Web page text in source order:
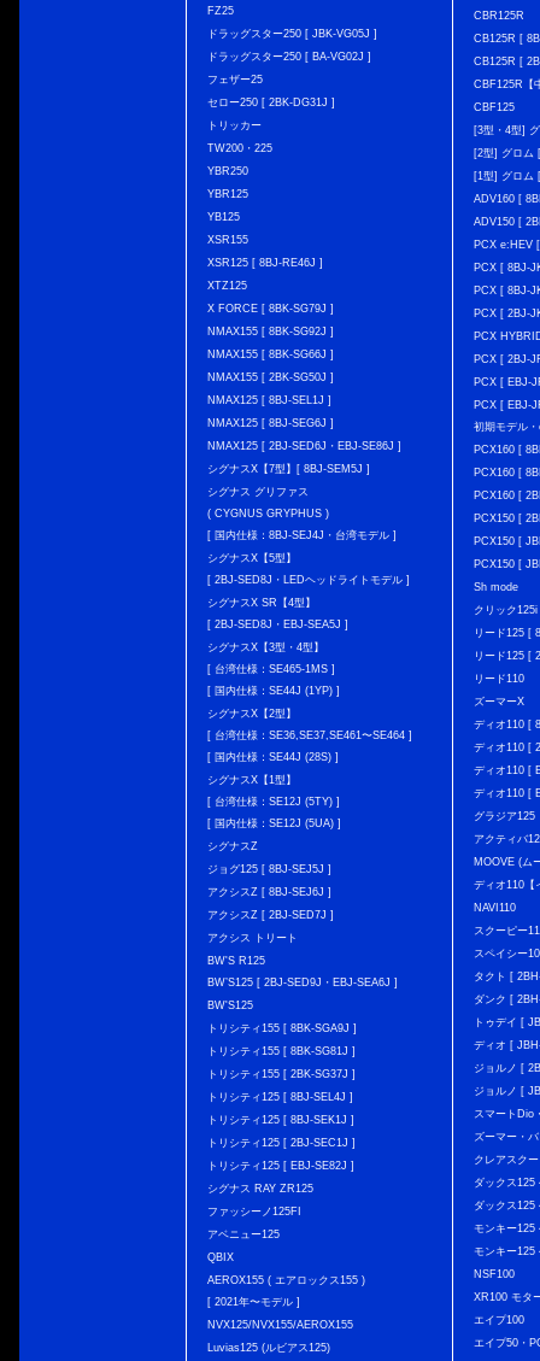
FZ25
ドラッグスター250 [ JBK-VG05J ]
ドラッグスター250 [ BA-VG02J ]
フェザー25
セロー250 [ 2BK-DG31J ]
トリッカー
TW200・225
YBR250
YBR125
YB125
XSR155
XSR125 [ 8BJ-RE46J ]
XTZ125
X FORCE [ 8BK-SG79J ]
NMAX155 [ 8BK-SG92J ]
NMAX155 [ 8BK-SG66J ]
NMAX155 [ 2BK-SG50J ]
NMAX125 [ 8BJ-SEL1J ]
NMAX125 [ 8BJ-SEG6J ]
NMAX125 [ 2BJ-SED6J・EBJ-SE86J ]
シグナスX【7型】[ 8BJ-SEM5J ]
シグナス グリファス
( CYGNUS GRYPHUS )
[ 国内仕様：8BJ-SEJ4J・台湾モデル ]
シグナスX【5型】
[ 2BJ-SED8J・LEDヘッドライトモデル ]
シグナスX SR【4型】
[ 2BJ-SED8J・EBJ-SEA5J ]
シグナスX【3型・4型】
[ 台湾仕様：SE465-1MS ]
[ 国内仕様：SE44J (1YP) ]
シグナスX【2型】
[ 台湾仕様：SE36,SE37,SE461〜SE464 ]
[ 国内仕様：SE44J (28S) ]
シグナスX【1型】
[ 台湾仕様：SE12J (5TY) ]
[ 国内仕様：SE12J (5UA) ]
シグナスZ
ジョグ125 [ 8BJ-SEJ5J ]
アクシスZ [ 8BJ-SEJ6J ]
アクシスZ [ 2BJ-SED7J ]
アクシス トリート
BW'S R125
BW’S125 [ 2BJ-SED9J・EBJ-SEA6J ]
BW'S125
トリシティ155 [ 8BK-SGA9J ]
トリシティ155 [ 8BK-SG81J ]
トリシティ155 [ 2BK-SG37J ]
トリシティ125 [ 8BJ-SEL4J ]
トリシティ125 [ 8BJ-SEK1J ]
トリシティ125 [ 2BJ-SEC1J ]
トリシティ125 [ EBJ-SE82J ]
シグナス RAY ZR125
ファッシーノ125FI
アベニュー125
QBIX
AEROX155 ( エアロックス155 )
[ 2021年〜モデル ]
NVX125/NVX155/AEROX155
Luvias125 (ルビアス125)
CBR125R
CB125R [
CB125R [
CBF125R【
CBF125
[3型・4型]
[2型] グロム
[1型] グロム
ADV160 [
ADV150 [
PCX e:HEV
PCX [ 8BJ-
PCX [ 8BJ-
PCX [ 2BJ-
PCX
PCX [ 2BJ-
PCX [ EBJ-
PCX [ EBJ-
初期モデル
PCX160 [
PCX160 [
PCX160 [
PCX150 [
PCX150 [
PCX150 [
Sh mode
クリック
リード125 [
リード125 [
リード110
ズーマーX
ディオ110 [
ディオ110 [
ディオ110 [
ディオ110 [
グラジア125
アクティバ
MOOVE (ム
ディオ110【
NAVI110
スクーピー
スペイシー
タクト [
ダンク [
トゥデイ [
ディオ [
ジョルノ [
ジョルノ [
スマートDio
ズーマー・
クレアスク
ダックス
ダックス
モンキー
モンキー125
NSF100
XR100 モタ
エイプ100
エイプ50・